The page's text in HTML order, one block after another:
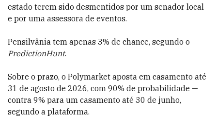
estado terem sido desmentidos por um senador local
e por uma assessora de eventos.
Pensilvânia tem apenas 3% de chance, segundo o
PredictionHunt.
Sobre o prazo, o Polymarket aposta em casamento até
31 de agosto de 2026, com 90% de probabilidade —
contra 9% para um casamento até 30 de junho,
segundo a plataforma.